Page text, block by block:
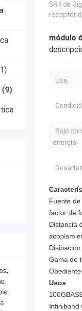
(9)
SR4 de
receptor
módulo
Uso:
Bajo
energía:
Fuente
factor de
Distancia
Gama de
Usos
Infiniband